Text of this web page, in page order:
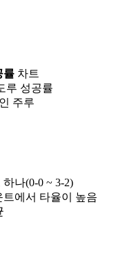
률 차트
루 성공률
주루
나(0-0 ~ 3-2)
에서 타율이 높음